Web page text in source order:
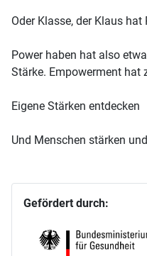
Oder Klasse, der Klaus
Power haben hat also
Stärke. Empowerment hat
Eigene Stärken entdecken
Und Menschen stärken
Gefördert durch: